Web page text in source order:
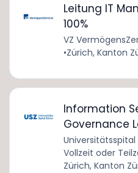
Leitung IT
100%
VZ
•Zürich, Kanton
Information
Governance
Universitätsspital
Vollzeit oder
Zürich, Kanton